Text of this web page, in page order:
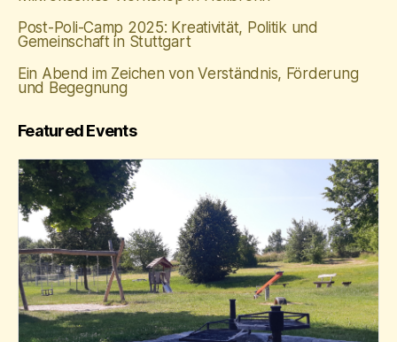
Post-Poli-Camp 2025: Kreativität, Politik und
Gemeinschaft in Stuttgart
Ein Abend im Zeichen von Verständnis, Förderung
und Begegnung
Featured Events